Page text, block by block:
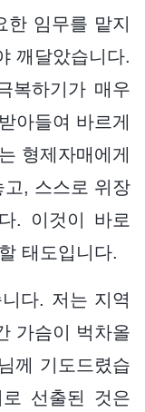
한 임무를 맡지
깨달았습니다.
복하기가 매우
아들여 바르게
형제자매에게
, 스스로 위장
. 이것이 바로
태도입니다.
다. 저는 지역
가슴이 벅차올
께 기도드렸습
선출된 것은